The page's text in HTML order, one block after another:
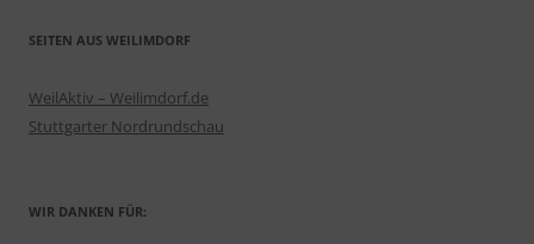
SEITEN AUS WEILIMDORF
WeilAktiv – Weilimdorf.de
Stuttgarter Nordrundschau
WIR DANKEN FÜR: